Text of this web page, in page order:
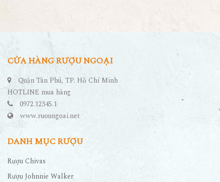
CỬA HÀNG RƯỢU NGOẠI
Quận Tân Phú, TP. Hồ Chí Minh
HOTLINE mua hàng
0972.12345.1
www.ruoungoai.net
DANH MỤC RƯỢU
Rượu Chivas
Rượu Johnnie Walker